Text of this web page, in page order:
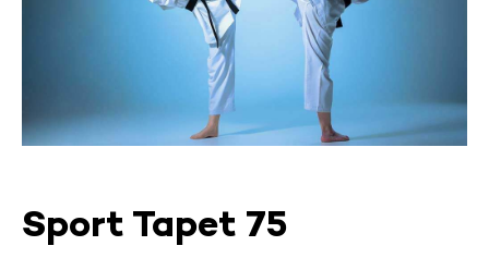
Sport Tapet 75